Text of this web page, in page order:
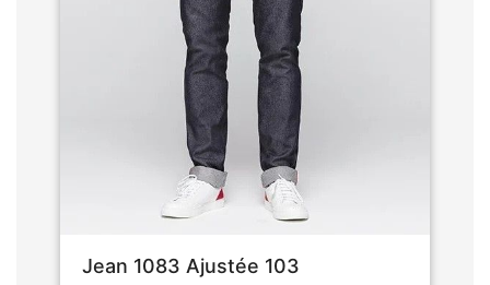
Jean 1083 Ajustée 103